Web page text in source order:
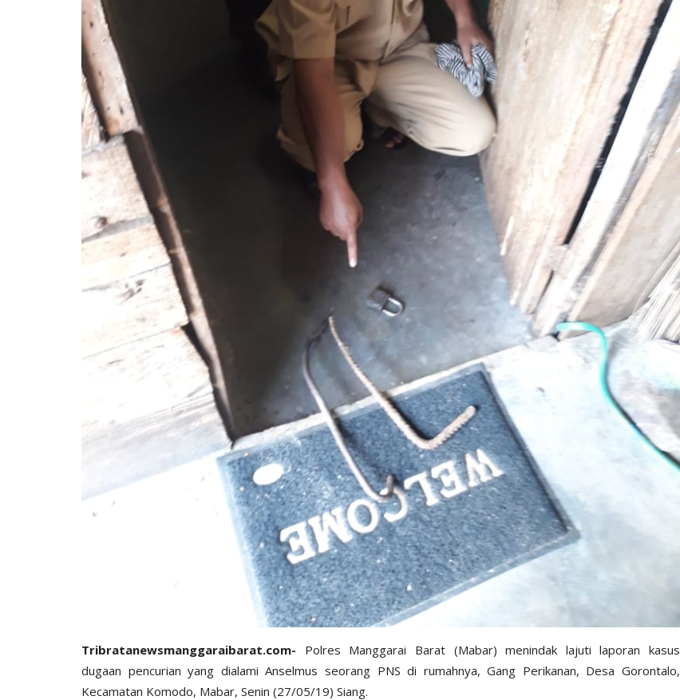
Tribratanewsmanggaraibarat.com- Polres Manggarai Barat (Mabar) menindak lajuti laporan kasus
dugaan pencurian yang dialami Anselmus seorang PNS di rumahnya, Gang Perikanan, Desa Gorontalo,
Kecamatan Komodo, Mabar, Senin (27/05/19) Siang.
Giat Ops